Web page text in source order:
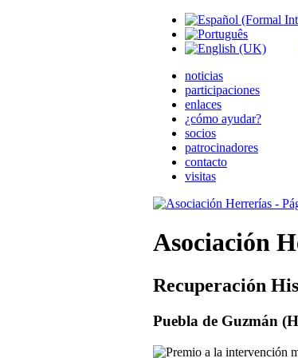
noticias
participaciones
enlaces
¿cómo ayudar?
socios
patrocinadores
contacto
visitas
Asociación
Recuperación
Puebla de Guzmán